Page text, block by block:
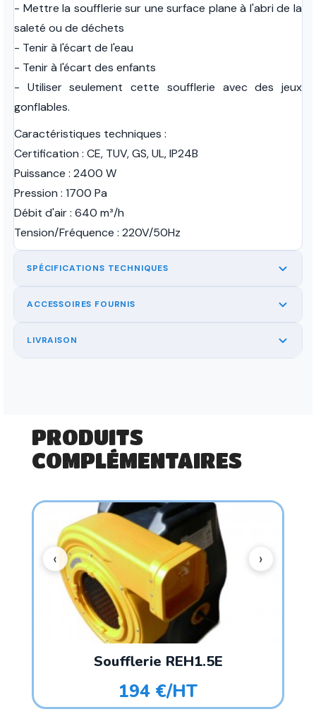
- Mettre la soufflerie sur une surface plane à l'abri de la
saleté ou de déchets
- Tenir à l'écart de l'eau
- Tenir à l'écart des enfants
- Utiliser seulement cette soufflerie avec des jeux
gonflables.
Caractéristiques techniques :
Certification : CE, TUV, GS, UL, IP24B
Puissance : 2400 W
Pression : 1700 Pa
Débit d'air : 640 m³/h
Tension/Fréquence : 220V/50Hz
SPÉCIFICATIONS TECHNIQUES
ACCESSOIRES FOURNIS
LIVRAISON
PRODUITS
COMPLÉMENTAIRES
Soufflerie REH1.5E
194 €/HT